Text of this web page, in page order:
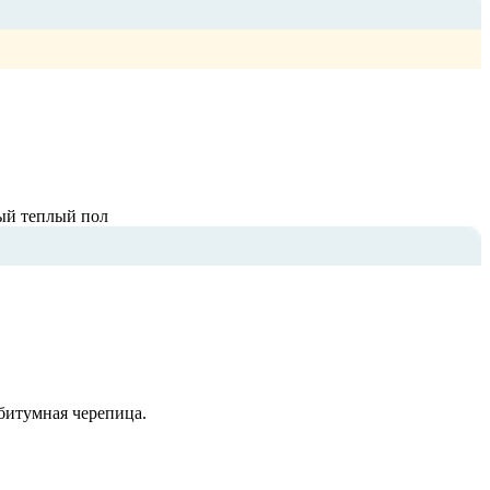
теплый пол
черепица.